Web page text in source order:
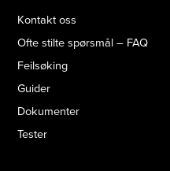
Kontakt oss
Ofte stilte spørsmål – FAQ
Feilsøking
Guider
Dokumenter
Tester